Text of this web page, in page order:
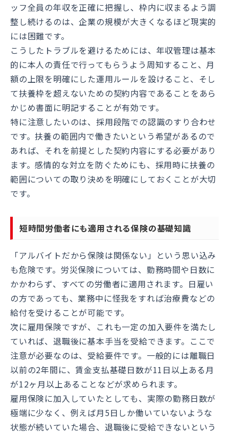
ッフ全員の年収を正確に把握し、枠内に収まるよう調
整し続けるのは、企業の規模が大きくなるほど現実的
には困難です。
こうしたトラブルを避けるためには、年収管理は基本
的に本人の責任で行ってもらうよう周知すること、月
額の上限を明確にした運用ルールを設けること、そし
て扶養枠を超えないための契約内容であることをあら
かじめ書面に明記することが有効です。
特に注意したいのは、採用段階での認識のすり合わせ
です。扶養の範囲内で働きたいという希望があるので
あれば、それを前提とした契約内容にする必要があり
ます。感情的な対立を防ぐためにも、採用時に扶養の
範囲についての取り決めを明確にしておくことが大切
です。
短時間労働者にも適用される保険の基礎知識
「アルバイトだから保険は関係ない」という思い込み
も危険です。労災保険については、勤務時間や日数に
かかわらず、すべての労働者に適用されます。日雇い
の方であっても、業務中に怪我をすれば治療費などの
給付を受けることが可能です。
次に雇用保険ですが、これも一定の加入要件を満たし
ていれば、退職後に基本手当を受給できます。ここで
注意が必要なのは、受給要件です。一般的には離職日
以前の2年間に、賃金支払基礎日数が11日以上ある月
が12ヶ月以上あることなどが求められます。
雇用保険に加入していたとしても、実際の勤務日数が
極端に少なく、例えば月5日しか働いていないような
状態が続いていた場合、退職後に受給できないという